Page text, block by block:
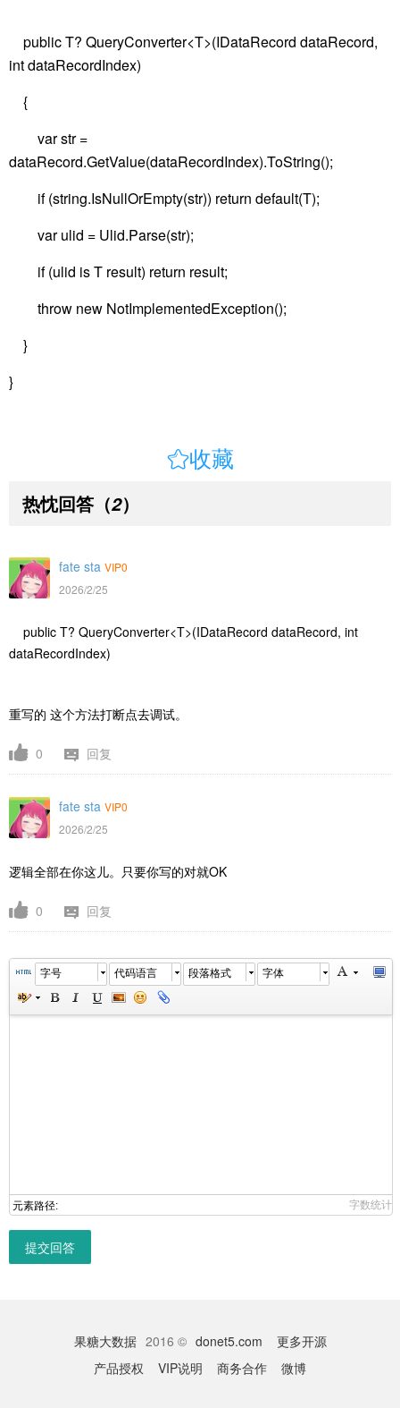
public T? QueryConverter<T>(IDataRecord dataRecord,
int dataRecordIndex)
{
var str =
dataRecord.GetValue(dataRecordIndex).ToString();
if (string.IsNullOrEmpty(str)) return default(T);
var ulid = Ulid.Parse(str);
if (ulid is T result) return result;
throw new NotImplementedException();
}
}
收藏
热忱回答 （2）
fate sta VIP0
2026/2/25
public T? QueryConverter<T>(IDataRecord dataRecord, int
dataRecordIndex)
重写的 这个方法打断点去调试。
0 回复
fate sta VIP0
2026/2/25
逻辑全部在你这儿。只要你写的对就OK
0 回复
字号 代码语言 段落格式 字体
元素路径: 字数统计
提交回答
果糖大数据 2016 © donet5.com
更多开源
产品授权
VIP说明 商务合作 微博